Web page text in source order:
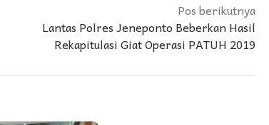
Pos berikutnya
Lantas Polres Jeneponto Beberkan Hasil
Rekapitulasi Giat Operasi PATUH 2019